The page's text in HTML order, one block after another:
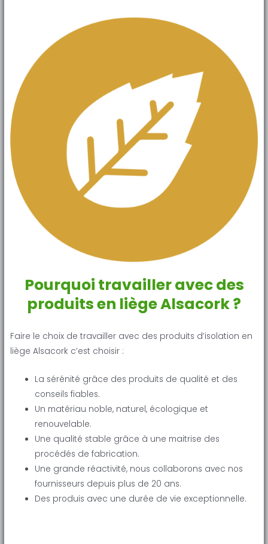
Pourquoi travailler avec des
produits en liège Alsacork ?
Faire le choix de travailler avec des produits d’isolation en
liège Alsacork c’est choisir :
La sérénité grâce des produits de qualité et des
conseils fiables.
Un matériau noble, naturel, écologique et
renouvelable.
Une qualité stable grâce à une maitrise des
procédés de fabrication.
Une grande réactivité, nous collaborons avec nos
fournisseurs depuis plus de 20 ans.
Des produis avec une durée de vie exceptionnelle.